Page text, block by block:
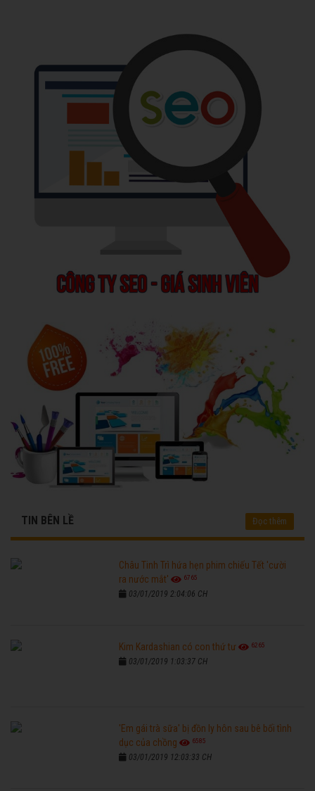
TIN BÊN LỀ Đọc thêm
Châu Tinh Trì hứa hẹn phim chiếu Tết 'cười
ra nước mắt'
6765
03/01/2019 2:04:06 CH
Kim Kardashian có con thứ tư 6265
03/01/2019 1:03:37 CH
'Em gái trà sữa' bị đồn ly hôn sau bê bối tình
dục của chồng
6585
03/01/2019 12:03:33 CH